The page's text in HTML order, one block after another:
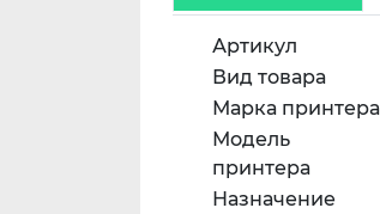
Артикул
Вид товара
Марка принтера
Модель
принтера
Назначение